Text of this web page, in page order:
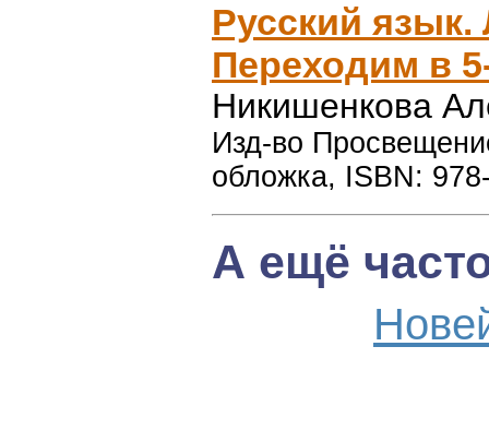
Русский язык.
Переходим в
Никишенкова
Изд-во
обложка, ISBN:
А ещё